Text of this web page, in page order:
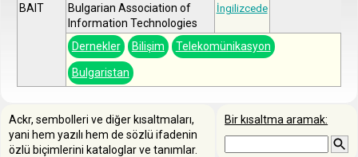
BAIT
Bulgarian Association of
Information Technologies
İngilizcede
Dernekler Bilişim Telekomünikasyon
Bulgaristan
Bir kısaltma aramak:
Ackr, sembolleri ve diğer kısaltmaları,
yani hem yazılı hem de sözlü ifadenin
özlü biçimlerini kataloglar ve tanımlar.